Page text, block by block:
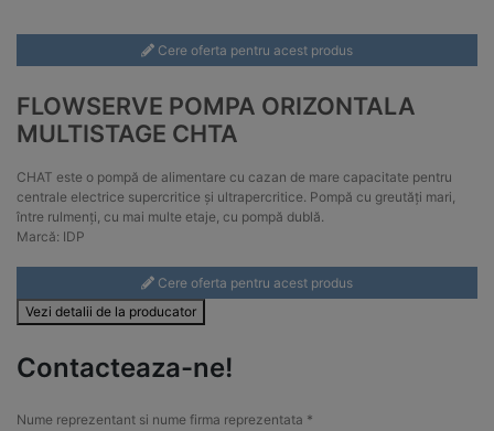
Cere oferta pentru acest produs
FLOWSERVE POMPA ORIZONTALA
MULTISTAGE CHTA
CHAT este o pompă de alimentare cu cazan de mare capacitate pentru
centrale electrice supercritice și ultrapercritice. Pompă cu greutăți mari,
între rulmenți, cu mai multe etaje, cu pompă dublă.
Marcă: IDP
Cere oferta pentru acest produs
Vezi detalii de la producator
Contacteaza-ne!
Nume reprezentant si nume firma reprezentata *